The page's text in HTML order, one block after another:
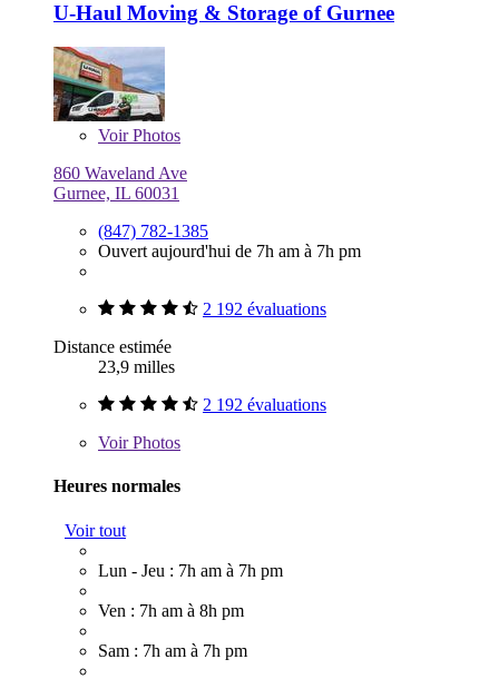
U-Haul Moving & Storage of Gurnee
VoirPhotos
860 Waveland Ave
Gurnee, IL 60031
(847) 782-1385
Ouvert aujourd'hui de 7h am à 7h pm
2 192 évaluations
Distance estimée
23,9 milles
2 192 évaluations
VoirPhotos
Heures normales
Voir tout
Lun - Jeu : 7h am à 7h pm
Ven : 7h am à 8h pm
Sam : 7h am à 7h pm